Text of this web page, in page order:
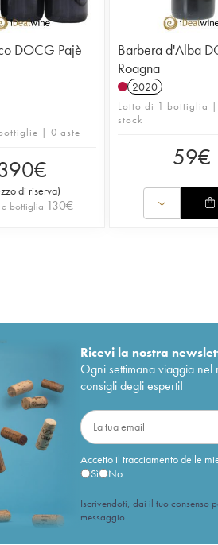
DOCG Pajè
| 0 aste
€
di riserva)
a bottiglia 130€
Barbera d'Alba
Roagna
2020
Lotto di 1 bottiglia
stock
59€
Ricevi la nostra
Ogni settimana viaggia
consigli degli esperti!
Accetto il tracciamento delle
Sì
No
Iscrivendoti, dai il tuo consenso
messaggio.